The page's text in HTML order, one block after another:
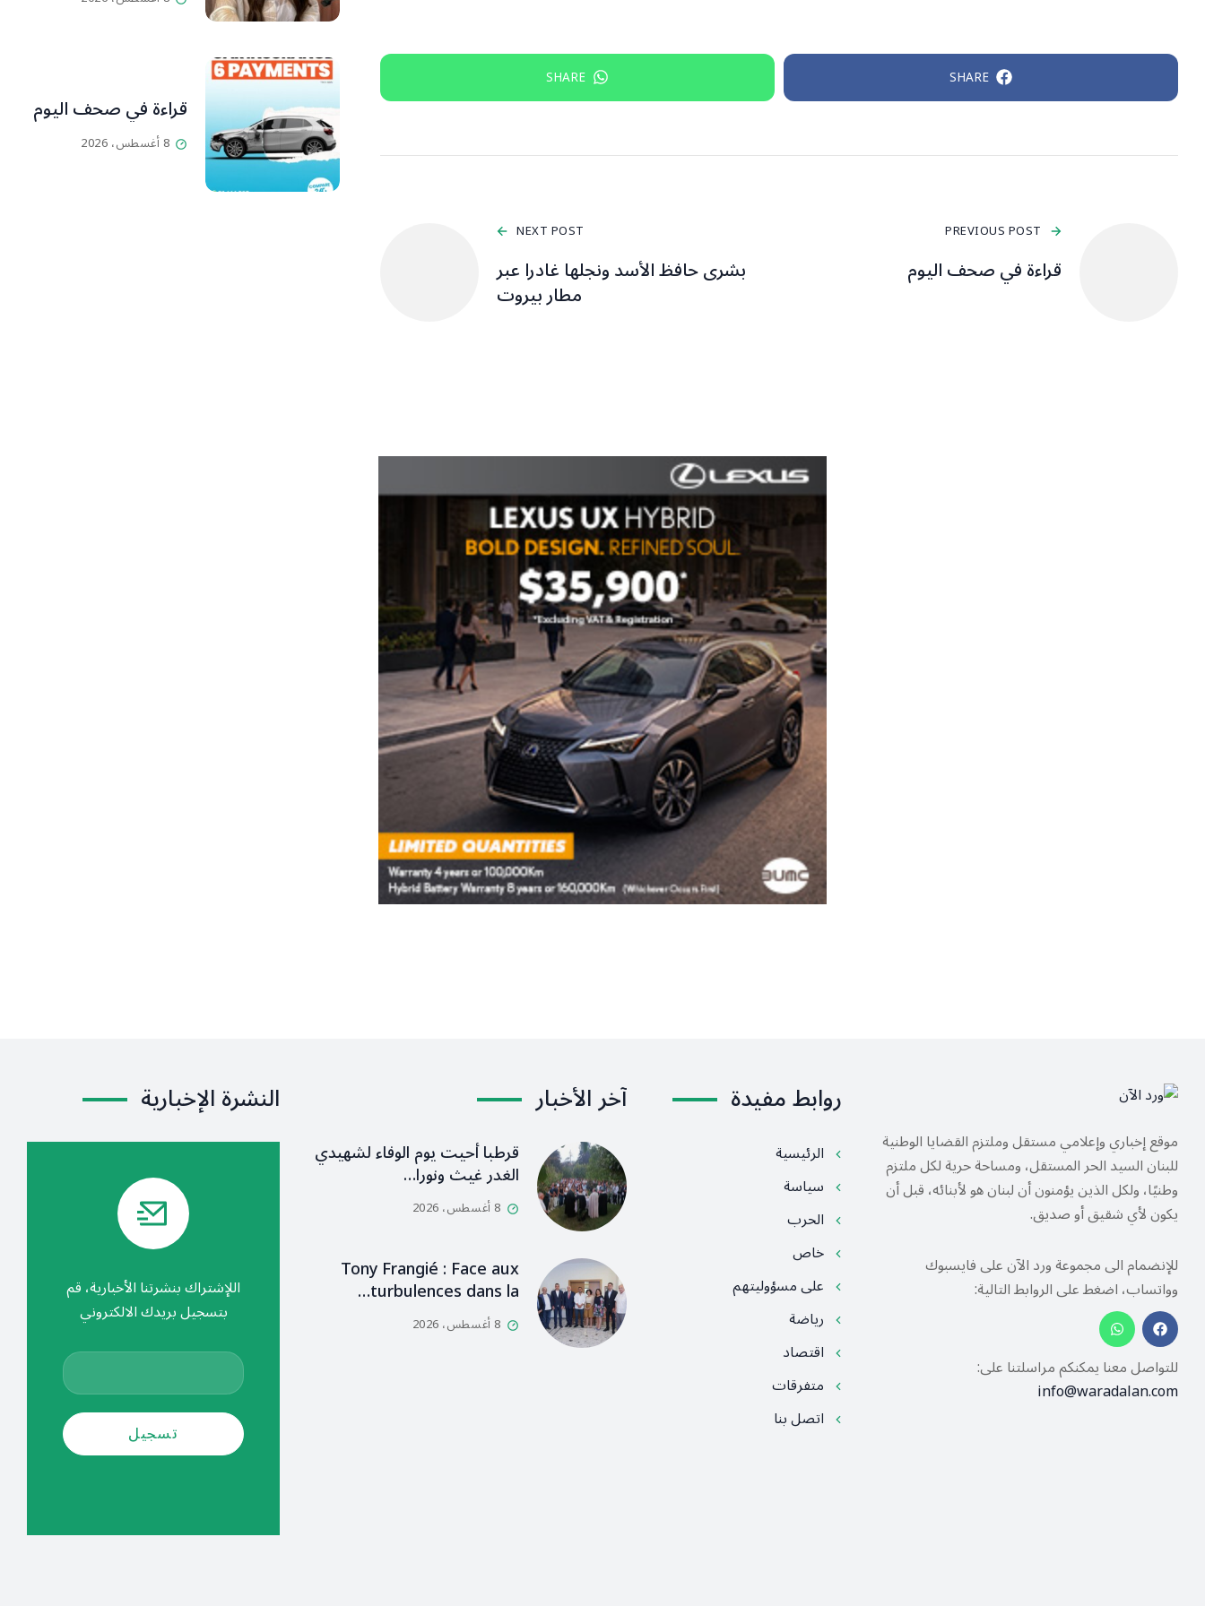
SHARE
SHARE
PREVIOUS POST
قراءة في صحف اليوم
NEXT POST
بشرى حافظ الأسد ونجلها غادرا عبر
مطار بيروت
قراءة في صحف اليوم
8 أغسطس، 2026
موقع إخباري وإعلامي مستقل وملتزم القضايا الوطنية
للبنان السيد الحر المستقل، ومساحة حرية لكل ملتزم
وطنيًا، ولكل الذين يؤمنون أن لبنان هو لأبنائه، قبل أن
يكون لأي شقيق أو صديق.
للإنضمام الى مجموعة ورد الآن على فايسبوك
وواتساب، اضغط على الروابط التالية:
للتواصل معنا يمكنكم مراسلتنا على:
info@waradalan.com
روابط مفيدة
الرئيسية
سياسة
الحرب
خاص
على مسؤوليتهم
رياضة
اقتصاد
متفرقات
اتصل بنا
آخر الأخبار
قرطبا أحيت يوم الوفاء لشهيدي
الغدر غيث ونورا…
8 أغسطس، 2026
Tony Frangié : Face aux
turbulences dans la…
8 أغسطس، 2026
النشرة الإخبارية
اللإشتراك بنشرتنا الأخبارية، قم
بتسجيل بريدك الالكتروني